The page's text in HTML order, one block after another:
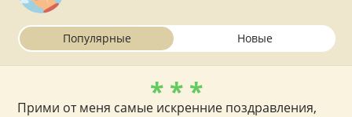
Популярные Новые
* * *
Прими от меня самые искренние поздравления,